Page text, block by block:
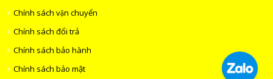
Chính sách vận chuyển
Chính sách đổi trả
Chính sách bảo hành
Chính sách bảo mật